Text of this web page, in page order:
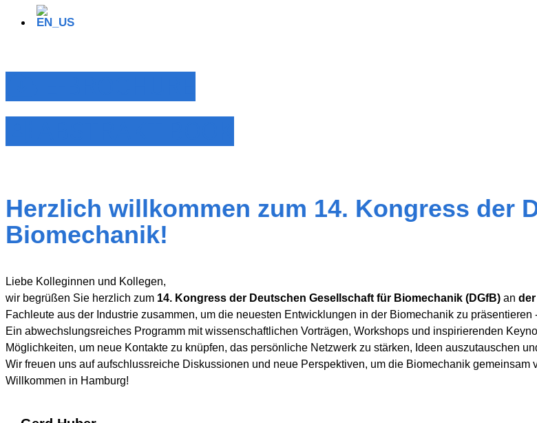
Herzlich willkommen zum 14. Kongress der
Biomechanik!
Liebe Kolleginnen und Kollegen,
wir begrüßen Sie herzlich zum 14. Kongress der Deutschen Gesellschaft für Biomechanik (DGfB) an
Fachleute aus der Industrie zusammen, um die neuesten Entwicklungen in der Biomechanik zu
Ein abwechslungsreiches Programm mit wissenschaftlichen Vorträgen, Workshops und inspirierenden
Möglichkeiten, um neue Kontakte zu knüpfen, das persönliche Netzwerk zu stärken, Ideen auszutauschen
Wir freuen uns auf aufschlussreiche Diskussionen und neue Perspektiven, um die Biomechanik gemeinsam
Willkommen in Hamburg!